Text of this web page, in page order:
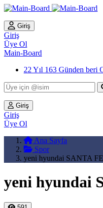
Giriş
Giriş
Üye Ol
Main-Board
22 Yıl 163 Günden beri
Giriş
Giriş
Üye Ol
Ana Sayfa
Spor
yeni hyundai SANTA FE
yeni hyundai